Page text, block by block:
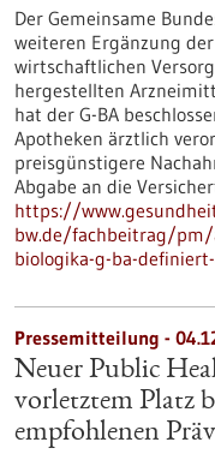
Der Gemeinsame
weiteren Ergänzung
wirtschaftlichen
hergestellten
hat der G-BA
Apotheken ärztlich
preisgünstigere
Abgabe an die
https://
bw.de/fachbeitrag/pm/
biologika-g-ba-
Pressemitteilung -
Neuer Public
vorletztem Platz
empfohlenen